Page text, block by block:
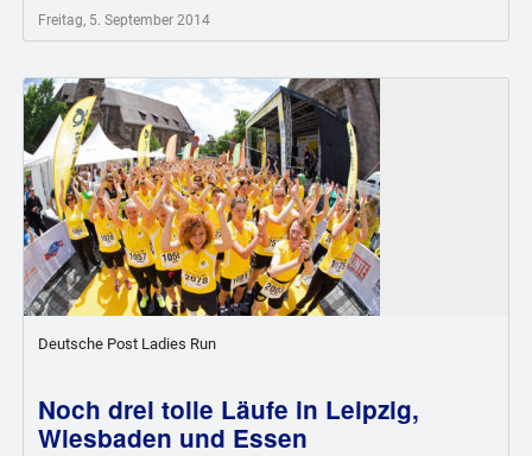
Freitag, 5. September 2014
Deutsche Post Ladies Run
Noch drei tolle Läufe in Leipzig,
Wiesbaden und Essen